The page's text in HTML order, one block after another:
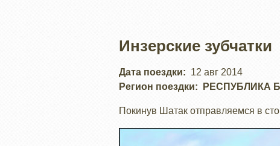
Инзерские зубчатки
Дата поездки
12 авг 2014
Регион поездки
РЕСПУБЛИКА
Покинув Шатак отправляемся в